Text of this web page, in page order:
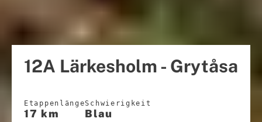
12A Lärkesholm - Grytåsa
Etappenlänge
17 km
Schwierigkeit
Blau